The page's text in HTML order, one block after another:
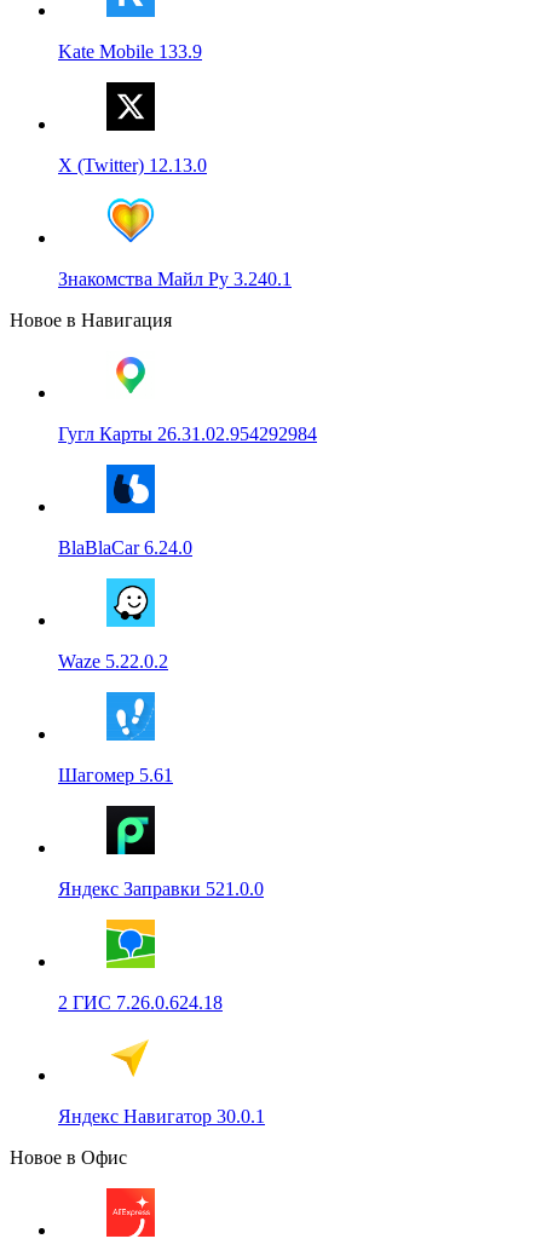
Kate Mobile 133.9
X (Twitter) 12.13.0
Знакомства Майл Ру 3.240.1
Новое в Навигация
Гугл Карты 26.31.02.954292984
BlaBlaCar 6.24.0
Waze 5.22.0.2
Шагомер 5.61
Яндекс Заправки 521.0.0
2 ГИС 7.26.0.624.18
Яндекс Навигатор 30.0.1
Новое в Офис